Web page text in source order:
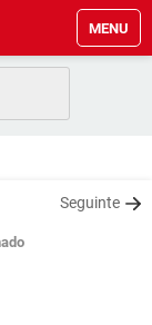
MENU
Seguinte